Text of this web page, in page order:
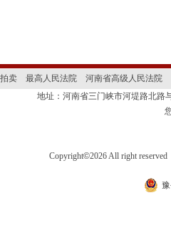
卖 最高人民法院
河南省高级人民法院
地址：河南省三门峡市河堤路北
Copyright©2026 All right